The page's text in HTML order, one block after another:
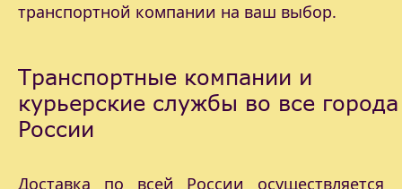
транспортной компании на ваш выбор.
Транспортные компании и
курьерские службы во все города
России
Доставка по всей России осуществляется